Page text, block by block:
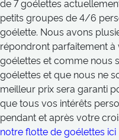
de 7 goélettes
petits groupes de 4/6
goélette. Nous avons
répondront parfaitement
goélettes et comme nous
goélettes et que nous ne
meilleur prix sera garanti
que tous vos intérêts
pendant et après votre
notre flotte de goélettes ici